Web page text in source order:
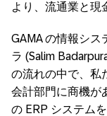
より、流通業と現
GAMA の情報シ
ラ (Salim
の流れの中で、私
会計部門に商機が
の ERP システム